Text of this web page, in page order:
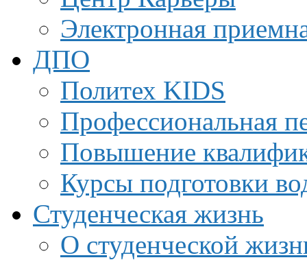
Электронная
ДПО
Политех KIDS
Профессиональная
Повышение
Курсы подготовки
Студенческая жизнь
О студенческой